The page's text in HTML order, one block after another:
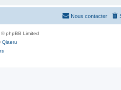
Nous contacter
phpBB Limited
Qiaeru